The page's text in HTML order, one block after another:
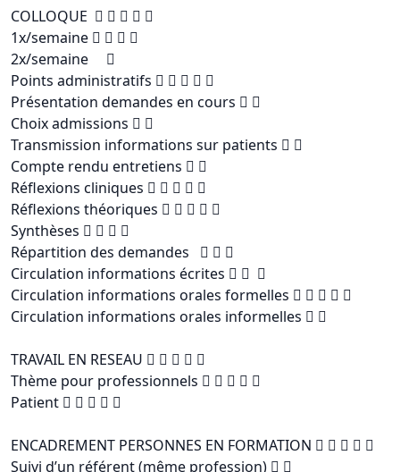
COLLOQUE     
1x/semaine    
2x/semaine 
Points administratifs     
Présentation demandes en cours  
Choix admissions  
Transmission informations sur patients  
Compte rendu entretiens  
Réflexions cliniques     
Réflexions théoriques     
Synthèses    
Répartition des demandes   
Circulation informations écrites   
Circulation informations orales formelles     
Circulation informations orales informelles  
TRAVAIL EN RESEAU     
Thème pour professionnels     
Patient     
ENCADREMENT PERSONNES EN FORMATION     
Suivi d’un référent (même profession)  